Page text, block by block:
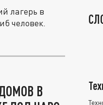
лагерь в
человек.
В